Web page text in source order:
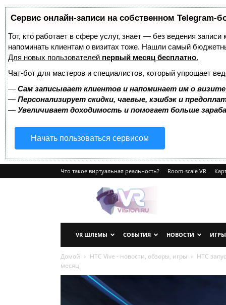
Сервис онлайн-записи на собственном Telegram-
Тот, кто работает в сфере услуг, знает — без ведения
напоминать клиентам о визитах тоже. Нашли самый
Для новых пользователей первый месяц бесплатно.
Чат-бот для мастеров и специалистов, который упрощает
— Сам записывает клиентов и напоминает им о
— Персонализирует скидки, чаевые, кэшбэк и
— Увеличивает доходимость и помогает больше
Начать пользоваться сервисом
Что такое виртуальная реальность? Room-scale VR
VRvision.ru
VR ШЛЕМЫ СОБЫТИЯ НОВОСТИ ИГРЫ
Домой HTC Vive - новости, обзоры, игры
HTC
месяц